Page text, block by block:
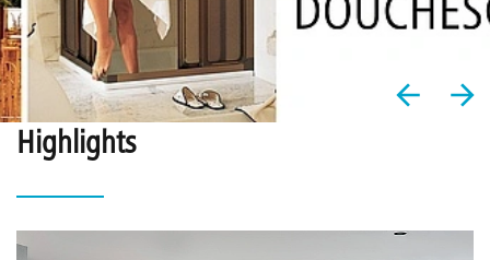
Highlights